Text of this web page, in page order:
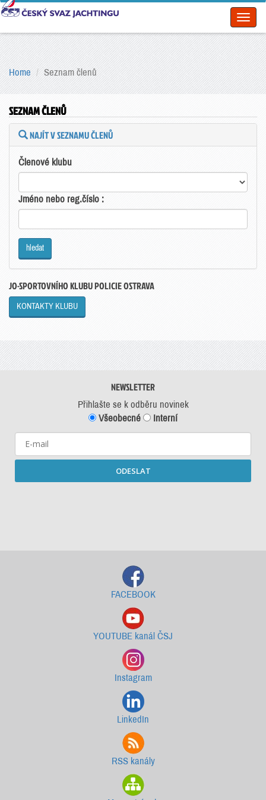
Home Seznam členů
SEZNAM ČLENŮ
NAJÍT V SEZNAMU ČLENŮ
Členové klubu
Jméno nebo reg.číslo :
JO-SPORTOVNÍHO KLUBU POLICIE OSTRAVA
KONTAKTY KLUBU
NEWSLETTER
Přihlašte se k odběru novinek
Všeobecné
Interní
ODESLAT
FACEBOOK
YOUTUBE kanál ČSJ
Instagram
LinkedIn
RSS kanály